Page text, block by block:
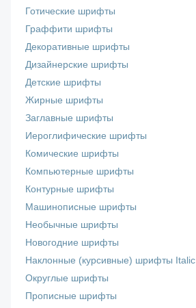
Готические шрифты
Граффити шрифты
Декоративные шрифты
Дизайнерские шрифты
Детские шрифты
Жирные шрифты
Заглавные шрифты
Иероглифические шрифты
Комические шрифты
Компьютерные шрифты
Контурные шрифты
Машинописные шрифты
Необычные шрифты
Новогодние шрифты
Наклонные (курсивные) шрифты Italic
Округлые шрифты
Прописные шрифты